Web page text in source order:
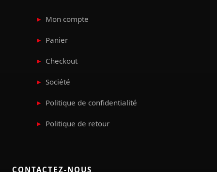
Mon compte
Panier
Checkout
Société
Politique de confidentialité
Politique de retour
CONTACTEZ-NOUS